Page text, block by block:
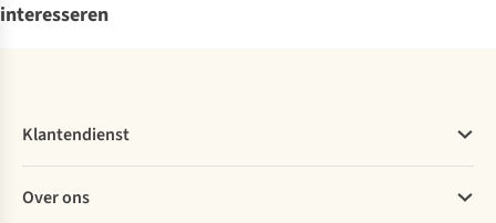
interesseren
Klantendienst
Bestellen
Over ons